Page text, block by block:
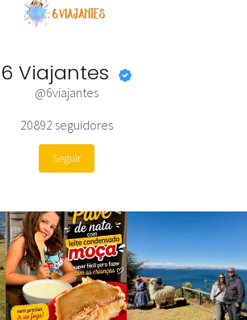
6 Viajantes
@6viajantes
20892 seguidores
Seguir